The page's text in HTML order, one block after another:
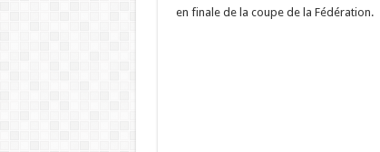
en finale de la coupe de la Fédération.